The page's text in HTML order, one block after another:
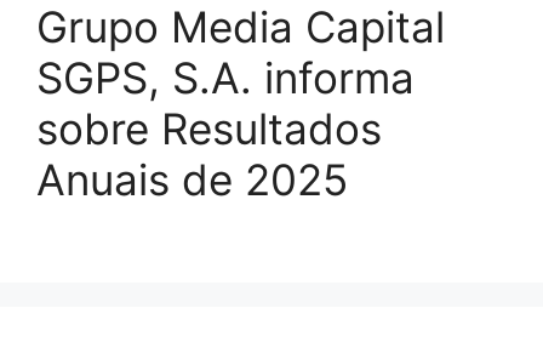
Grupo Media Capital
SGPS, S.A. informa
sobre Resultados
Anuais de 2025